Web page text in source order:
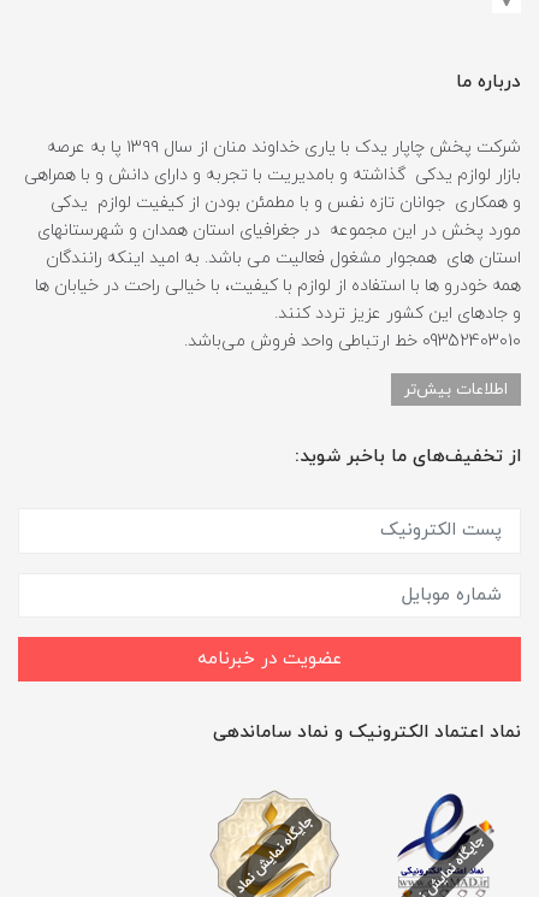
درباره ما
شرکت پخش چاپار یدک با یاری خداوند منان از سال ۱۳۹۹ پا به عرصه
بازار لوازم یدکی گذاشته و بامدیریت با تجربه و دارای دانش و با همراهی
و همکاری جوانان تازه نفس و با مطمئن بودن از کیفیت لوازم یدکی
مورد پخش در این مجموعه در جغرافیای استان همدان و شهرستانهای
استان های همجوار مشغول فعالیت می باشد. به امید اینکه رانندگان
همه خودرو ها با استفاده از لوازم با کیفیت، با خیالی راحت در خیابان ها
و جادهای این کشور عزیز تردد کنند.
09352403010 خط ارتباطی واحد فروش می‌باشد.
اطلاعات بیش‌تر
از تخفیف‌های ما باخبر شوید:
عضویت در خبرنامه
نماد اعتماد الکترونیک و نماد ساماندهی